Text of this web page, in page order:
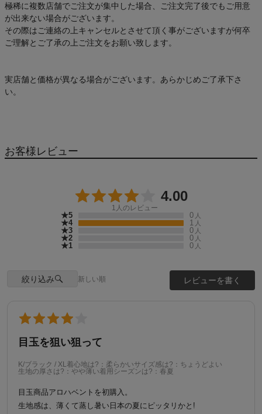
極稀に複数店舗でご注文が集中した場合、ご注文完了後でもご用意
が出来ない場合がございます。
その際はご連絡の上キャンセルとさせて頂く事がございますが何卒
ご理解とご了承の上ご注文をお願い致します。
実店舗と価格が異なる場合がございます。あらかじめご了承下さ
い。
お客様レビュー
4.00
1 人のレビュー
★5 0 人
★4 1 人
★3 0 人
★2 0 人
★1 0 人
絞り込み 新しい順 レビューを書く
目玉を狙い狙って
K/ブラック / XL着心地は?：柔らかいサイズ感は?：ちょうどよい
生地の厚さは?：やや薄い着用シーズンは?：春夏
目玉商品アロハベントを初購入。
生地感は、薄くて蒸し暑い日本の夏にピッタリかと!